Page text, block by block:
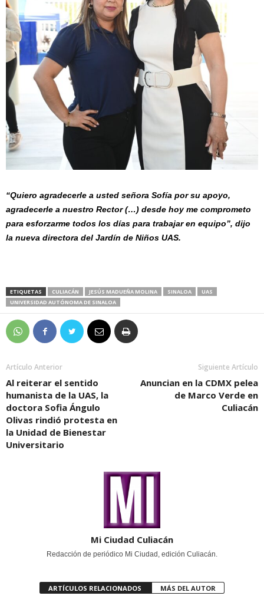
“Quiero agradecerle a usted señora Sofía por su apoyo,
agradecerle a nuestro Rector (…) desde hoy me comprometo
para esforzarme todos los días para trabajar en equipo”, dijo
la nueva directora del Jardín de Niños UAS.
ETIQUETAS CULIACÁN JESÚS MADUEÑA MOLINA SINALOA
UAS
UNIVERSIDAD AUTÓNOMA DE SINALOA
Artículo Anterior
Al reiterar el sentido
humanista de la UAS, la
doctora Sofia Ángulo
Olivas rindió protesta en
la Unidad de Bienestar
Universitario
Siguiente Artículo
Anuncian en la CDMX pelea
de Marco Verde en
Culiacán
Mi Ciudad Culiacán
Redacción de periódico Mi Ciudad, edición Culiacán.
ARTÍCULOS RELACIONADOS MÁS DEL AUTOR